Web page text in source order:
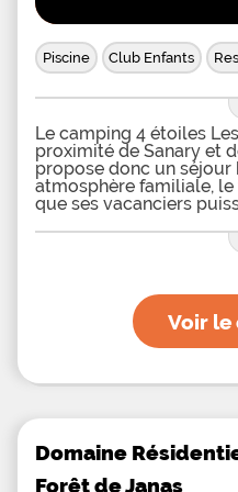
Piscine Club Enfants
Le camping 4 étoiles
proximité de Sanary et
propose donc un séjour
atmosphère familiale,
que ses vacanciers
disposition une piscine
jets massants qui
pataugeoire réservée
sachant pas encore
toute sécurité, profiter
transats sont présents
moments de détente,
aire de jeux avec
Des équipements de
mis à disposition sur
présente au camping
Voir le
Domaine
Forêt de Janas